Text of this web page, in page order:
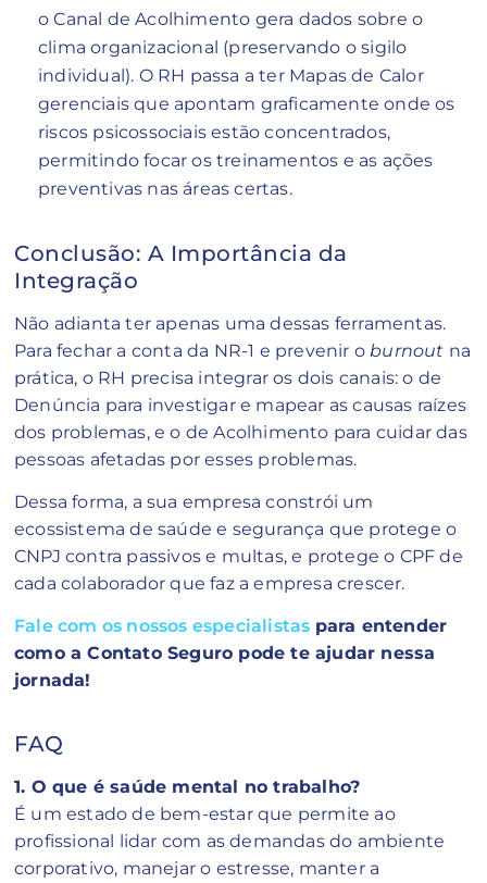
o Canal de Acolhimento gera dados sobre o
clima organizacional (preservando o sigilo
individual). O RH passa a ter Mapas de Calor
gerenciais que apontam graficamente onde os
riscos psicossociais estão concentrados,
permitindo focar os treinamentos e as ações
preventivas nas áreas certas.
Conclusão: A Importância da
Integração
Não adianta ter apenas uma dessas ferramentas.
Para fechar a conta da NR-1 e prevenir oburnout na
prática, o RH precisa integrar os dois canais: o de
Denúncia para investigar e mapear as causas raízes
dos problemas, e o de Acolhimento para cuidar das
pessoas afetadas por esses problemas.
Dessa forma, a sua empresa constrói um
ecossistema de saúde e segurança que protege o
CNPJ contra passivos e multas, e protege o CPF de
cada colaborador que faz a empresa crescer.
Fale com os nossos especialistas para entender
como a Contato Seguro pode te ajudar nessa
jornada!
FAQ
1. O que é saúde mental no trabalho?
É um estado de bem-estar que permite ao
profissional lidar com as demandas do ambiente
corporativo, manejar o estresse, manter a